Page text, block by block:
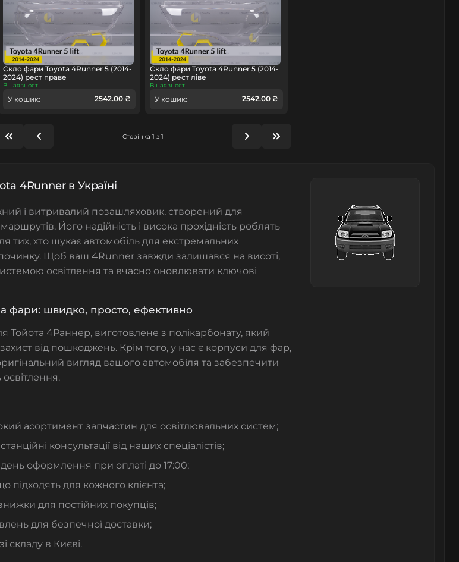
Скло фари Toyota 4Runner 5 (2014-
2024) рест праве
В наявності
У кошик: 2542.00 ₴
Скло фари Toyota 4Runner 5 (2014-
2024) рест ліве
В наявності
У кошик: 2542.00 ₴
Сторінка 1 з 1
4Runner в Україні
і витривалий позашляховик, створений для
Його надійність і висока прохідність роблять
тих, хто шукає автомобіль для екстремальних
Щоб ваш 4Runner завжди залишався на висоті,
освітлення та вчасно оновлювати ключові
фари: швидко, просто, ефективно
Тойота 4Раннер, виготовлене з полікарбонату, який
від пошкоджень. Крім того, у нас є корпуси для фар,
вигляд вашого автомобіля та забезпечити
асортимент запчастин для освітлювальних систем;
консультації від наших спеціалістів;
оформлення при оплаті до 17:00;
підходять для кожного клієнта;
для постійних покупців;
для безпечної доставки;
складу в Києві.